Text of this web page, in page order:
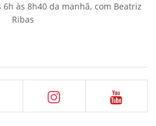
6h às 8h40 da manhã, com Beatriz
Ribas